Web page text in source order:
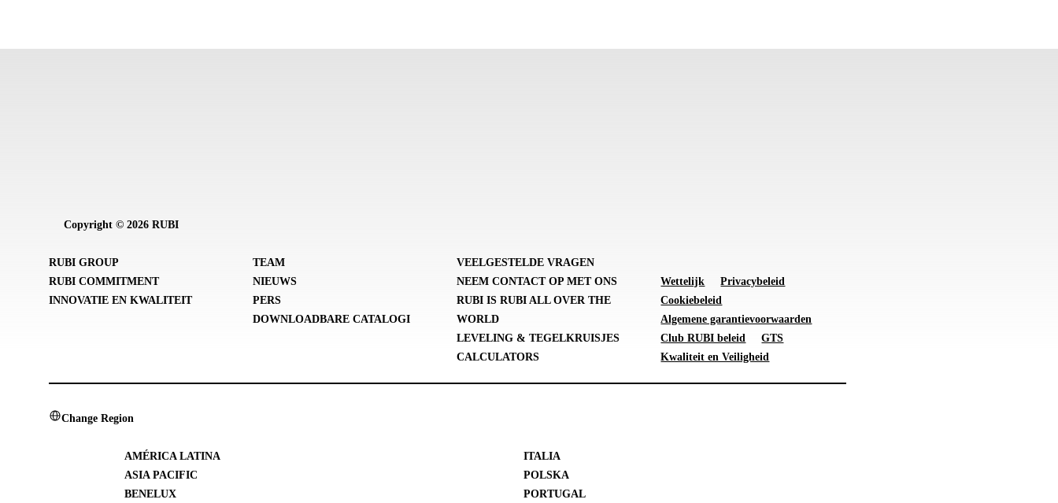
Copyright © 2026 RUBI
RUBI GROUP
RUBI COMMITMENT
INNOVATIE EN KWALITEIT
TEAM
NIEUWS
PERS
DOWNLOADBARE CATALOGI
VEELGESTELDE VRAGEN
NEEM CONTACT OP MET ONS
RUBI IS RUBI ALL OVER THE
WORLD
LEVELING & TEGELKRUISJES
CALCULATORS
Wettelijk
Privacybeleid
Cookiebeleid
Algemene garantievoorwaarden
Club RUBI beleid
GTS
Kwaliteit en Veiligheid
Change Region
AMÉRICA LATINA
ASIA PACIFIC
BENELUX
ITALIA
POLSKA
PORTUGAL